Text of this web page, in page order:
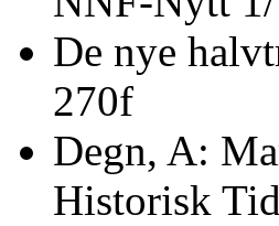
De nye
270f
Degn, A:
Historisk